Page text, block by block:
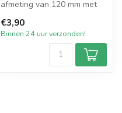
afmeting van 120 mm met
verpakt per 2...
€3,90
Binnen 24 uur verzonden!